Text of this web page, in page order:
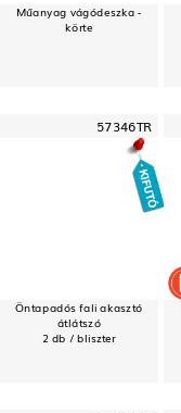
Műanyag vágódeszka -
körte
57346TR
Öntapadós fali akasztó
átlátszó
2 db / bliszter